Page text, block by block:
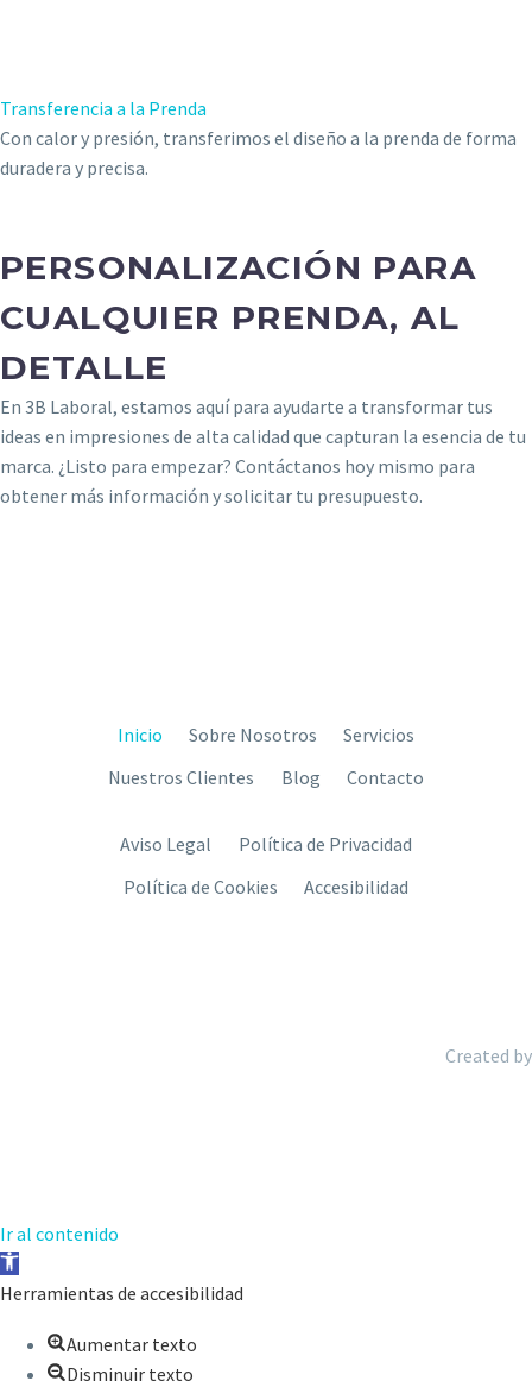
Transferencia a la Prenda
Con calor y presión, transferimos el diseño a la prenda de forma
duradera y precisa.
PERSONALIZACIÓN PARA
CUALQUIER PRENDA, AL
DETALLE
En 3B Laboral, estamos aquí para ayudarte a transformar tus
ideas en impresiones de alta calidad que capturan la esencia de tu
marca. ¿Listo para empezar? Contáctanos hoy mismo para
obtener más información y solicitar tu presupuesto.
Inicio Sobre Nosotros
Servicios
Nuestros Clientes
Blog Contacto
Aviso Legal
Política de Privacidad
Política de Cookies
Accesibilidad
Created by
Ir al contenido
Abrir
barra
herramientas
Herramientas de accesibilidad
Aumentar texto
Disminuir texto